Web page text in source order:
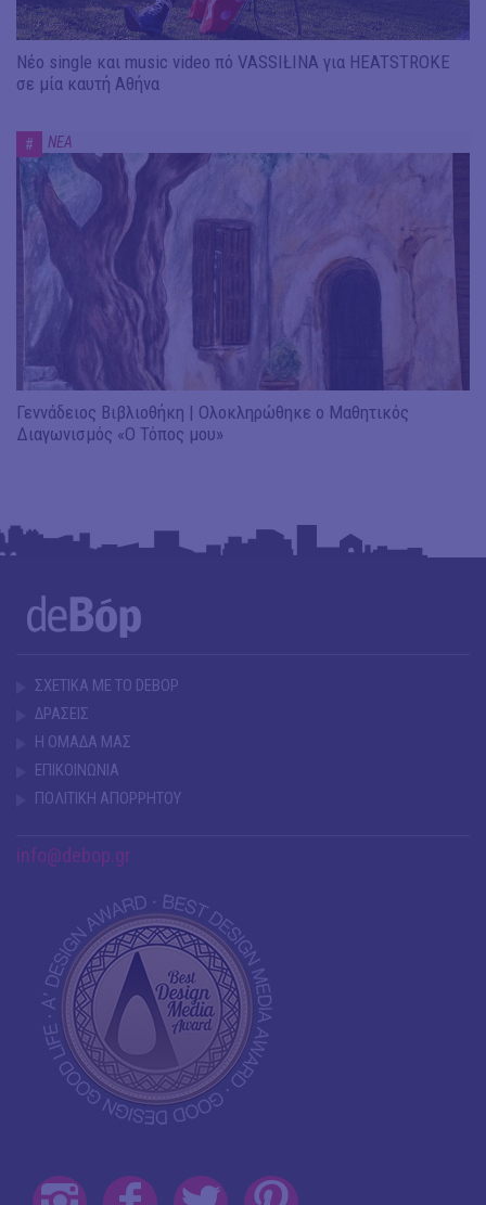
Νέο single και music video πό VASSIŁINA για HEATSTROKE
σε μία καυτή Αθήνα
# ΝΕΑ
Γεννάδειος Βιβλιοθήκη | Ολοκληρώθηκε ο Μαθητικός
Διαγωνισμός «Ο Τόπος μου»
ΣΧΕΤΙΚΑ ΜΕ ΤΟ DEBOP
ΔΡΑΣΕΙΣ
Η ΟΜΑΔΑ ΜΑΣ
ΕΠΙΚΟΙΝΩΝΙΑ
ΠΟΛΙΤΙΚΗ ΑΠΟΡΡΗΤΟΥ
info@debop.gr